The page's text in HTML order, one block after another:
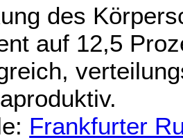
des
auf 12,5
Frankfurter